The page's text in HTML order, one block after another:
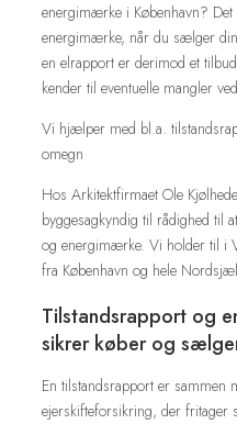
energimærke i København?
energimærke, når du sælger
en elrapport er derimod et
kender til eventuelle mangler
Vi hjælper med bl.a.
omegn
​Hos Arkitektfirmaet Ole
byggesagkyndig til rådighed til
og energimærke. Vi holder til i
fra København og hele
Tilstandsrapport og
sikrer køber og
En tilstandsrapport er sammen
ejerskifteforsikring, der fritager